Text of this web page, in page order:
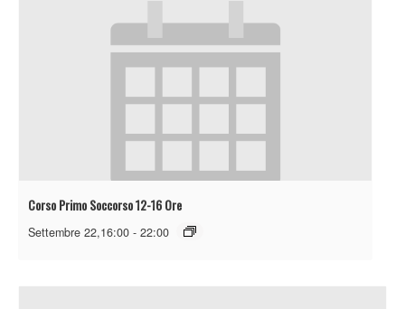
Corso Primo Soccorso 12-16 Ore
Settembre 22,16:00 - 22:00